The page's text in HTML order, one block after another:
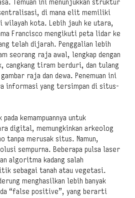
Temuan ini menunjukkan struktur
di mana elit memiliki
wilayah kota. Lebih jauh ke utara,
Francisco mengikuti peta lidar ke
telah dijarah. Penggalian lebih
seorang raja awal, lengkap dengan
cangkang tiram berduri, dan tulang
raja dan dewa. Penemuan ini
informasi yang tersimpan di situs-
kemampuannya untuk
digital, memungkinkan arkeolog
tanpa merusak situs. Namun,
sempurna. Beberapa pulsa laser
algoritma kadang salah
sebagai tanah atau vegetasi.
menghasilkan lebih banyak
“false positive”, yang berarti